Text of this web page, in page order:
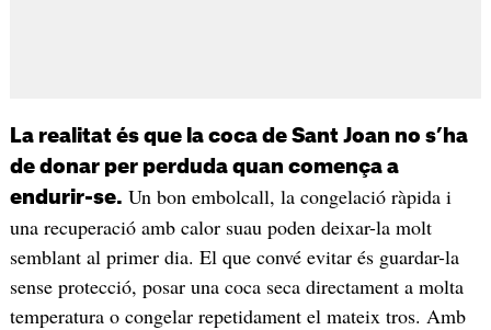
La realitat és que la coca de Sant Joan no s’ha
de donar per perduda quan comença a
endurir-se. Un bon embolcall, la congelació ràpida i
una recuperació amb calor suau poden deixar-la molt
semblant al primer dia. El que convé evitar és guardar-la
sense protecció, posar una coca seca directament a molta
temperatura o congelar repetidament el mateix tros. Amb